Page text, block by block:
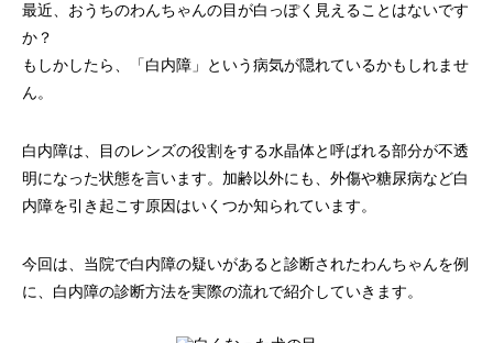
画像診断科 軟部外科
最近、おうちのわんちゃんの目が白っぽく見えることはないです
か？
もしかしたら、「白内障」という病気が隠れているかもしれませ
ん。
白内障は、目のレンズの役割をする水晶体と呼ばれる部分が不透
明になった状態を言います。加齢以外にも、外傷や糖尿病など白
内障を引き起こす原因はいくつか知られています。
今回は、当院で白内障の疑いがあると診断されたわんちゃんを例
に、白内障の診断方法を実際の流れで紹介していきます。